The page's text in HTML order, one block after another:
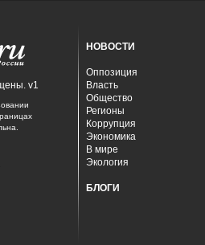
v1
НОВОСТИ
Оппозиция
Власть
Общество
Регионы
Коррупция
Экономика
В мире
Экология
БЛОГИ